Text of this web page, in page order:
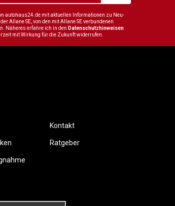
autohaus24.de mit aktuellen Informationen zu Neu-
Allane SE, von den mit Allane SE verbundenen
Näheres erfahre ich in den Datenschutzhinweisen
mit Wirkung für die Zukunft widerrufen.
Kontakt
Ratgeber